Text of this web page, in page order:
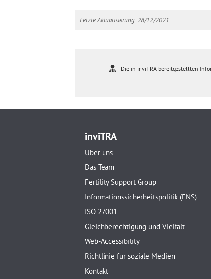
Letzte Aktualisierung: 28/12/2021
Die in inviTRA bereitgestellten
inviTRA
Über uns
Das Team
Fertility Support Group
Informationssicherheitspolitik (ENS)
ISO 27001
Gleichberechtigung und Vielfalt
Web-Accessibility
Richtlinie für soziale Medien
Kontakt